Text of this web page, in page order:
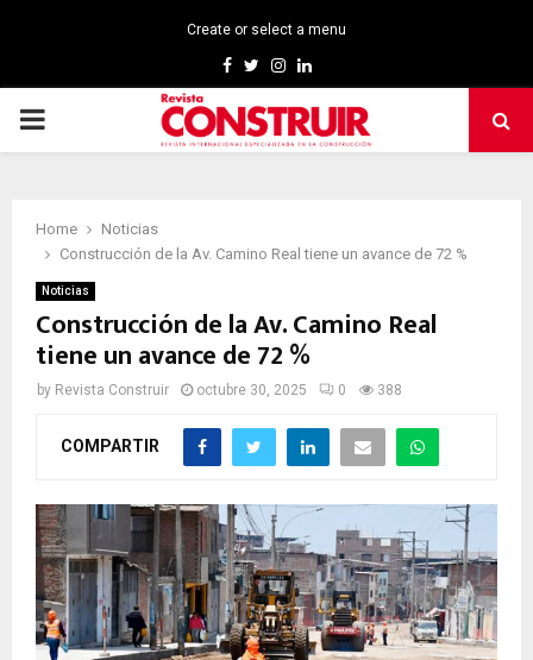
Create or select a menu
Facebook
TwitterInstagram
Linkedin
PRIMARY
Home
Noticias
Construcción de la Av. Camino Real tiene un avance de 72 %
Noticias
Construcción de la Av. Camino Real
tiene un avance de 72 %
by Revista Construir octubre 30, 2025 0 388
COMPARTIR